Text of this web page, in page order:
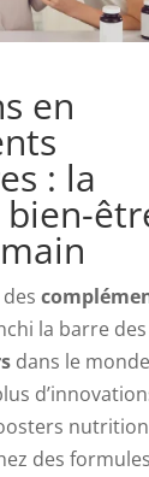
en
: la
la barre des
dans le
des